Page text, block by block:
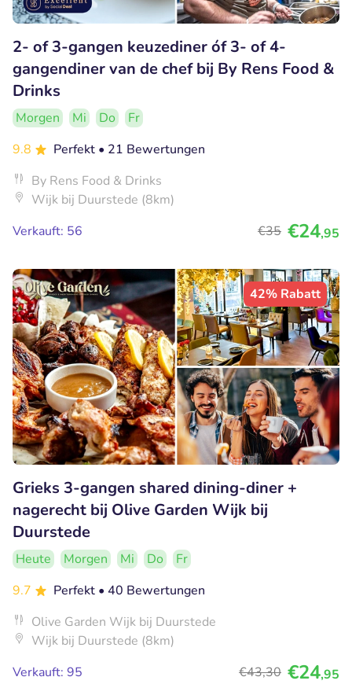
2- of 3-gangen keuzediner óf 3- of 4-
gangendiner van de chef bij By Rens Food &
Drinks
Morgen Mi Do
Fr
9.8
Perfekt • 21 Bewertungen
By Rens Food & Drinks
Wijk bij Duurstede (8km)
Verkauft: 56
€35 €24,95
42% Rabatt
Grieks 3-gangen shared dining-diner +
nagerecht bij Olive Garden Wijk bij
Duurstede
Heute Morgen Mi Do
Fr
9.7
Perfekt • 40 Bewertungen
Olive Garden Wijk bij Duurstede
Wijk bij Duurstede (8km)
Verkauft: 95
€43,30 €24,95